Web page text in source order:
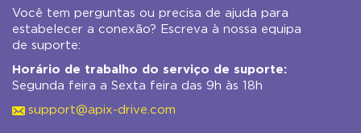
Você tem perguntas ou precisa de ajuda para
estabelecer a conexão? Escreva à nossa equipa
de suporte:
Horário de trabalho do serviço de suporte:
Segunda feira a Sexta feira das 9h às 18h
support@apix-drive.com